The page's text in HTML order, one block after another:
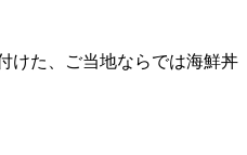
けた、ご当地ならでは海鮮丼